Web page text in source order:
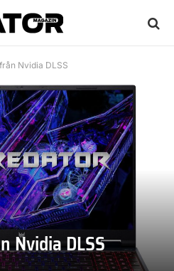
Nvidia DLSS
Nvidia DLSS